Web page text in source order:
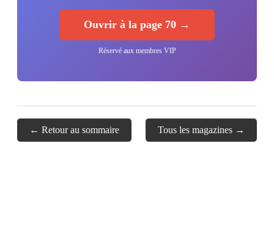
Ouvrir à la page 70 →
Réservé aux membres VIP
← Retour au sommaire Tous les magazines →